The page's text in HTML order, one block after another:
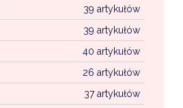
39 artykułów
39 artykułów
40 artykułów
26 artykułów
37 artykułów